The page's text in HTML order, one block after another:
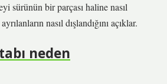
sürünün bir parçası haline nasıl
nasıl dışlandığını açıklar.
neden